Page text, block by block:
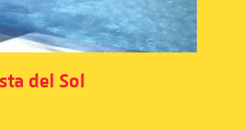
del Sol